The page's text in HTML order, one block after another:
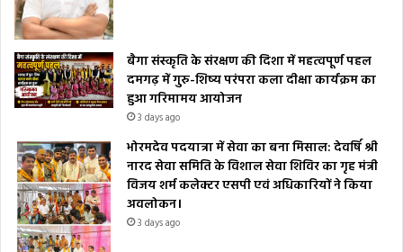
बैगा संस्कृति के संरक्षण की दिशा में महत्वपूर्ण पहल
दमगढ़ में गुरु-शिष्य परंपरा कला दीक्षा कार्यक्रम का
हुआ गरिमामय आयोजन
3 days ago
भोरमदेव पदयात्रा में सेवा का बना मिसाल: देवर्षि श्री
नारद सेवा समिति के विशाल सेवा शिविर का गृह मंत्री
विजय शर्म कलेक्टर एसपी एवं अधिकारियों ने किया
अवलोकन।
3 days ago